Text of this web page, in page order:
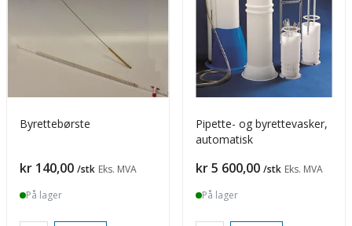
Byrettebørste
Pris
kr 140,00 /stk Eks. MVA
På lager
Pipette- og byrettevasker,
automatisk
Pris
kr 5 600,00 /stk Eks. MVA
På lager